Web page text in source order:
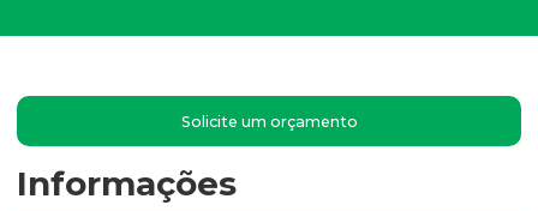
Solicite um orçamento
Informações